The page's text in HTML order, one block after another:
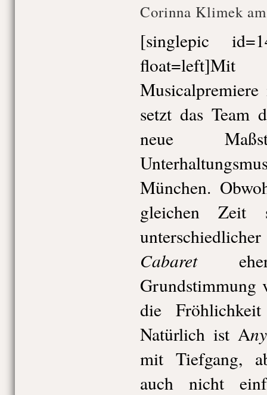
Corinna Klimek
[singlepic
setzt das Team
neue
München.
gleichen Zeit
Cabareteher
Grundstimmung
die
Natürlich ist A
mit Tiefgang,
auch nicht